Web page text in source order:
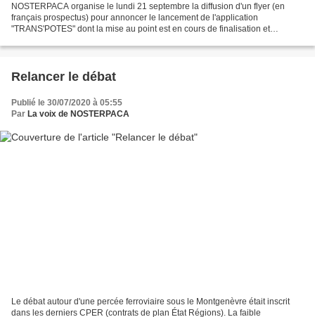
NOSTERPACA organise le lundi 21 septembre la diffusion d'un flyer (en
français prospectus) pour annoncer le lancement de l'application
"TRANS'POTES" dont la mise au point est en cours de finalisation et
Relancer le débat
Publié le 30/07/2020 à 05:55
Par La voix de NOSTERPACA
Le débat autour d'une percée ferroviaire sous le Montgenèvre était inscrit
dans les derniers CPER (contrats de plan État Régions). La faible